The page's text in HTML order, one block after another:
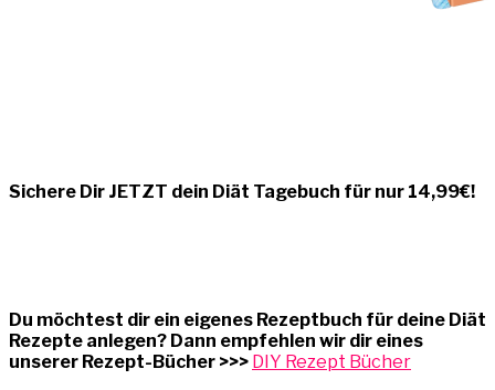
Sichere Dir JETZT dein Diät Tagebuch für nur 14,99€!
Du möchtest dir ein eigenes Rezeptbuch für deine Diät
Rezepte anlegen? Dann empfehlen wir dir eines
unserer Rezept-Bücher >>> DIY Rezept Bücher